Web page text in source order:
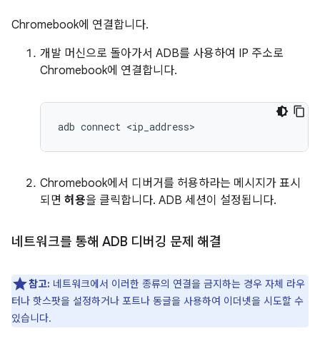
Chromebook에 연결합니다.
개발 머신으로 돌아가서 ADB를 사용하여 IP 주소로
Chromebook에 연결합니다.
adb connect <ip_address
Chromebook에서 디버거를 허용하라는 메시지가 표시
되면 허용을 클릭합니다. ADB 세션이 설정됩니다.
네트워크를 통해 ADB 디버깅 문제 해결
참고: 네트워크에서 이러한 종류의 연결을 금지하는 경우 자체 라우
터나 핫스팟을 설정하거나 포트나 동글을 사용하여 이더넷을 시도할 수
있습니다.